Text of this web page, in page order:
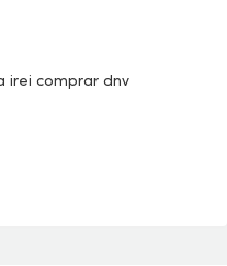
irei comprar dnv